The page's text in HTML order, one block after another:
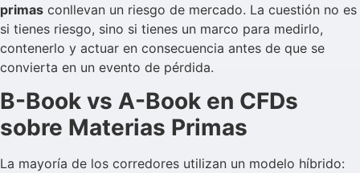
primas conllevan un riesgo de mercado. La cuestión no es
si tienes riesgo, sino si tienes un marco para medirlo,
contenerlo y actuar en consecuencia antes de que se
convierta en un evento de pérdida.
B-Book vs A-Book en CFDs
sobre Materias Primas
La mayoría de los corredores utilizan un modelo híbrido: